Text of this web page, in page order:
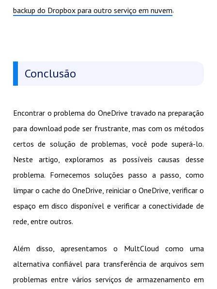
backup do Dropbox para outro serviço em nuvem.
Conclusão
Encontrar o problema do OneDrive travado na preparação
para download pode ser frustrante, mas com os métodos
certos de solução de problemas, você pode superá-lo.
Neste artigo, exploramos as possíveis causas desse
problema. Fornecemos soluções passo a passo, como
limpar o cache do OneDrive, reiniciar o OneDrive, verificar o
espaço em disco disponível e verificar a conectividade de
rede, entre outros.
Além disso, apresentamos o MultCloud como uma
alternativa confiável para transferência de arquivos sem
problemas entre vários serviços de armazenamento em